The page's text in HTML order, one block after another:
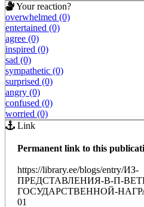
Your reaction?
overwhelmed (0)
entertained (0)
agree (0)
inspired (0)
sad (0)
sympathetic (0)
surprised (0)
angry (0)
confused (0)
worried (0)
Link
Permanent link to this
https://library.ee/blogs/entry/ИЗ-
ПРЕДСТАВЛЕНИЯ-В-П-
ГОСУДАРСТВЕННОЙ-
01